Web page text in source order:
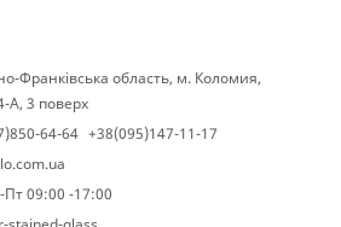
Франківська область, м. Коломия,
А, 3 поверх
64-64 +38(095)147-11-17
09:00 -17:00